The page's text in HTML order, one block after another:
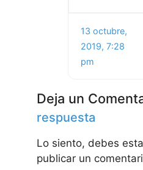
13 octubre,
2019, 7:28
pm
Deja un
respuesta
Lo siento, debes
publicar un